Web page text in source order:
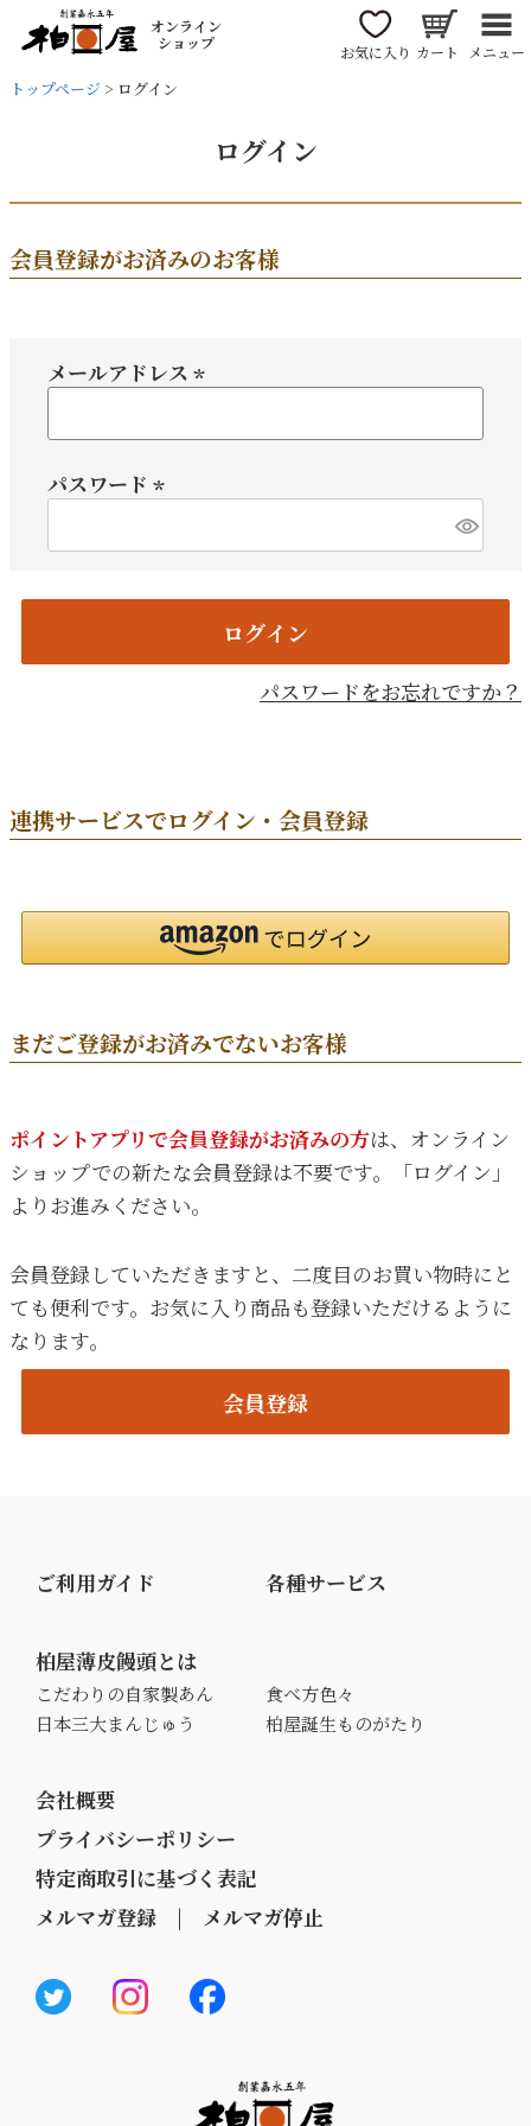
オンライン
ショップ
お気に入り カート メニュー
トップページ ログイン
ログイン
会員登録がお済みのお客様
メールアドレス
須)
パスワード
須)
ログイン
パスワードをお忘れですか？
連携サービスでログイン・会員登録
まだご登録がお済みでないお客様
ポイントアプリで会員登録がお済みの方は、オンライン
ショップでの新たな会員登録は不要です。「ログイン」
よりお進みください。
会員登録していただきますと、二度目のお買い物時にと
ても便利です。お気に入り商品も登録いただけるように
なります。
会員登録
ご利用ガイド 各種サービス
柏屋薄皮饅頭とは
こだわりの自家製あん
日本三大まんじゅう
食べ方色々
柏屋誕生ものがたり
会社概要
プライバシーポリシー
特定商取引に基づく表記
メルマガ登録 | メルマガ停止